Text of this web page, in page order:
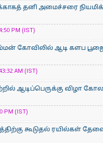
தனி அமைச்சரை
PM (IST)
கோவிலில் ஆடி களப
AM (IST)
ஆடிப்பெருக்கு விழா
(IST)
கூடுதல் ரயில்கள்